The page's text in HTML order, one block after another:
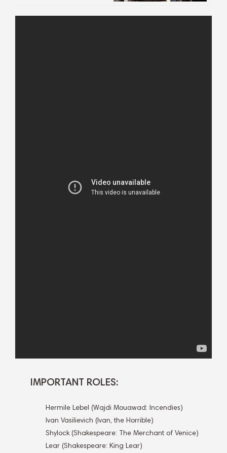
IMPORTANT ROLES:
Hermile Lebel (Wajdi Mouawad: Incendies)
Ivan Vasilievich (Ivan, the Horrible)
Shylock (Shakespeare: The Merchant of Venice)
Lear (Shakespeare: King Lear)